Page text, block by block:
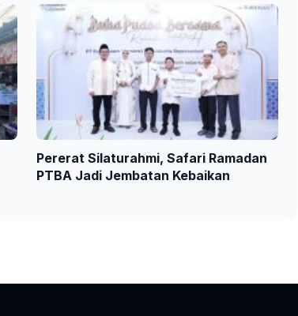
Pererat Silaturahmi, Safari Ramadan
PTBA Jadi Jembatan Kebaikan